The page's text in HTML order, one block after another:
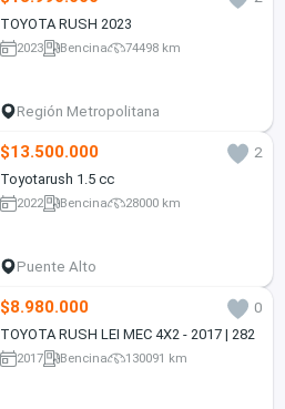
TOYOTA RUSH 2023
2023 Bencina 74498 km
Región Metropolitana
$13.500.000
2
Toyotarush 1.5 cc
2022 Bencina 28000 km
Puente Alto
$8.980.000
0
TOYOTA RUSH LEI MEC 4X2 - 2017 | 282
2017 Bencina 130091 km